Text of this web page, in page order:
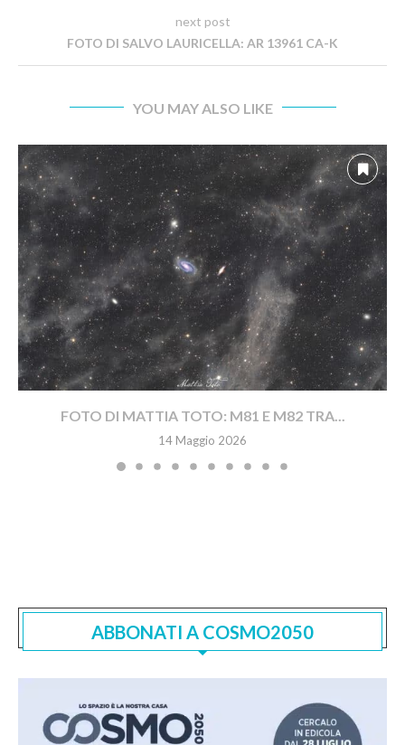
next post
FOTO DI SALVO LAURICELLA: AR 13961 CA-K
YOU MAY ALSO LIKE
FOTO DI MATTIA TOTO: M81 E M82 TRA...
14 Maggio 2026
ABBONATI A COSMO2050